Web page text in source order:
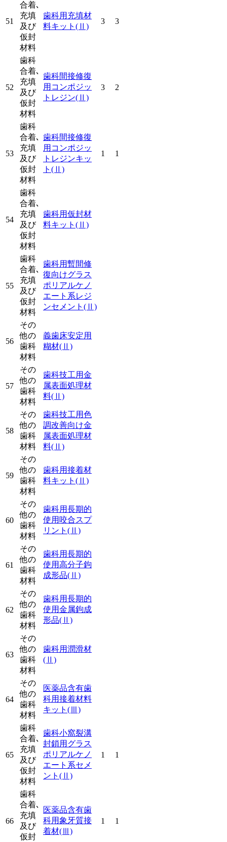
51
合着､
充填
及び
仮封
材料
歯科用充填材
料キット (Ⅱ)
3 3
52
歯科
合着､
充填
及び
仮封
材料
歯科間接修復
用コンポジッ
トレジン(Ⅱ)
3 2
53
歯科
合着､
充填
及び
仮封
材料
歯科間接修復
用コンポジッ
トレジンキッ
ト (Ⅱ)
1 1
54
歯科
合着､
充填
及び
仮封
材料
歯科用仮封材
料キット (Ⅱ)
55
歯科
合着､
充填
及び
仮封
材料
歯科用暫間修
復向けグラス
ポリアルケノ
エート系レジ
ンセメント (Ⅱ)
56
その
他の
歯科
材料
義歯床安定用
糊材(Ⅱ)
57
その
他の
歯科
材料
歯科技工用金
属表面処理材
料(Ⅱ)
58
その
他の
歯科
材料
歯科技工用色
調改善向け金
属表面処理材
料(Ⅱ)
59
その
他の
歯科
材料
歯科用接着材
料キット (Ⅱ)
60
その
他の
歯科
材料
歯科用長期的
使用咬合スプ
リント (Ⅱ)
61
その
他の
歯科
材料
歯科用長期的
使用高分子鉤
成形品(Ⅱ)
62
その
他の
歯科
材料
歯科用長期的
使用金属鉤成
形品(Ⅱ)
63
その
他の
歯科
材料
歯科用潤滑材
(Ⅱ)
64
その
他の
歯科
材料
医薬品含有歯
科用接着材料
キット (Ⅲ)
65
歯科
合着､
充填
及び
仮封
材料
歯科小窩裂溝
封鎖用グラス
ポリアルケノ
エート系セメ
ント (Ⅱ)
1 1
66
歯科
合着､
充填
及び
仮封
医薬品含有歯
科用象牙質接
着材(Ⅲ)
1 1